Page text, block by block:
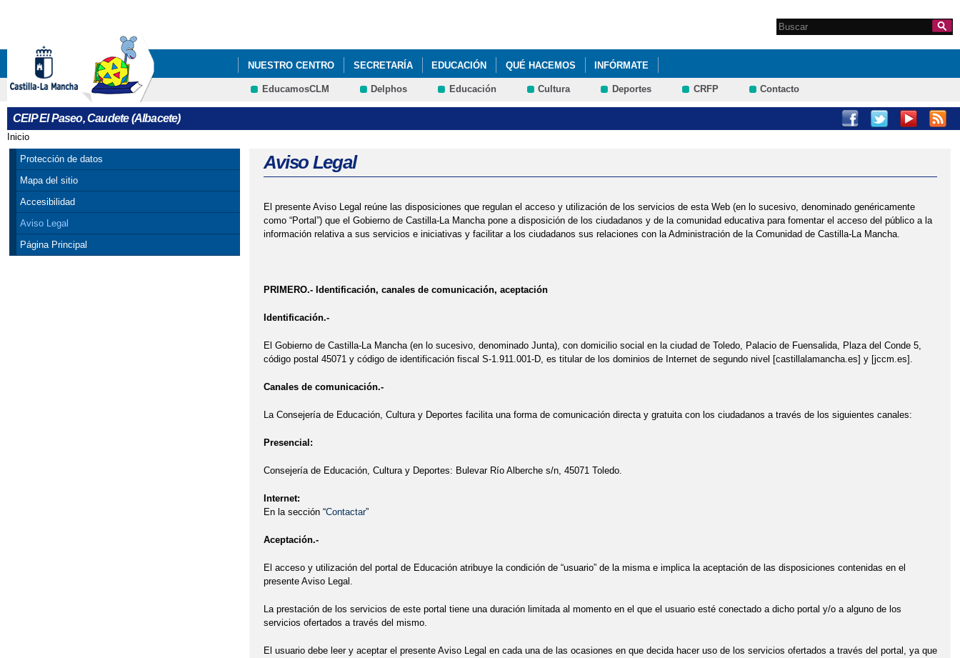
Formulario de
Search this site
NUESTRO CENTRO SECRETARÍA EDUCACIÓN QUÉ HACEMOS INFÓRMATE
DÍA INTERNACIONAL DE LA ELIMINACIÓN DE LA VIOLENCIA CONTRA LA MUJER - 25 DE NOVIEMBRE HALLOWEEN 2021
EducamosCLM Delphos Educación Cultura Deportes CRFP Contacto
CEIP El Paseo, Caudete (Albacete)
Se encuentra usted aquí
Inicio
Protección de datos
Mapa del sitio
Accesibilidad
Aviso Legal
Página Principal
Aviso Legal
El presente Aviso Legal reúne las disposiciones que regulan el acceso y utilización de los servicios de esta Web (en lo sucesivo, denominado genéricamente
como “Portal”) que el Gobierno de Castilla-La Mancha pone a disposición de los ciudadanos y de la comunidad educativa para fomentar el acceso del público a la
información relativa a sus servicios e iniciativas y facilitar a los ciudadanos sus relaciones con la Administración de la Comunidad de Castilla-La Mancha.
PRIMERO.- Identificación, canales de comunicación, aceptación
Identificación.-
El Gobierno de Castilla-La Mancha (en lo sucesivo, denominado Junta), con domicilio social en la ciudad de Toledo, Palacio de Fuensalida, Plaza del Conde 5,
código postal 45071 y código de identificación fiscal S-1.911.001-D, es titular de los dominios de Internet de segundo nivel [castillalamancha.es] y [jccm.es].
Canales de comunicación.-
La Consejería de Educación, Cultura y Deportes facilita una forma de comunicación directa y gratuita con los ciudadanos a través de los siguientes canales:
Presencial:
Consejería de Educación, Cultura y Deportes: Bulevar Río Alberche s/n, 45071 Toledo.
Internet:
En la sección “Contactar”
Aceptación.-
El acceso y utilización del portal de Educación atribuye la condición de “usuario” de la misma e implica la aceptación de las disposiciones contenidas en el
presente Aviso Legal.
La prestación de los servicios de este portal tiene una duración limitada al momento en el que el usuario esté conectado a dicho portal y/o a alguno de los
servicios ofertados a través del mismo.
El usuario debe leer y aceptar el presente Aviso Legal en cada una de las ocasiones en que decida hacer uso de los servicios ofertados a través del portal, ya que